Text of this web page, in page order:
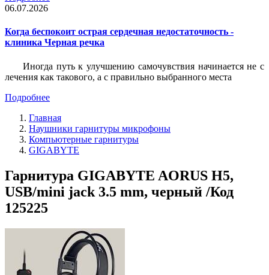
06.07.2026
Когда беспокоит острая сердечная недостаточность -
клиника Черная речка
Иногда путь к улучшению самочувствия начинается не с
лечения как такового, а с правильно выбранного места
Подробнее
Главная
Наушники гарнитуры микрофоны
Компьютерные гарнитуры
GIGABYTE
Гарнитура GIGABYTE AORUS H5,
USB/mini jack 3.5 mm, черный /Код
125225